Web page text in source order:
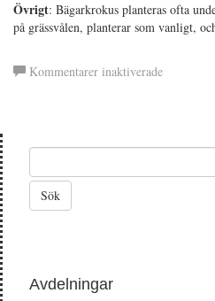
Övrigt: Bägarkrokus planteras ofta
på grässvålen, planterar som vanligt,
Kommentarer inaktiveradeför
Avdelningar